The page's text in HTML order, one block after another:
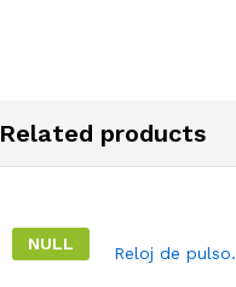
Related products
NULL Reloj de pulso.